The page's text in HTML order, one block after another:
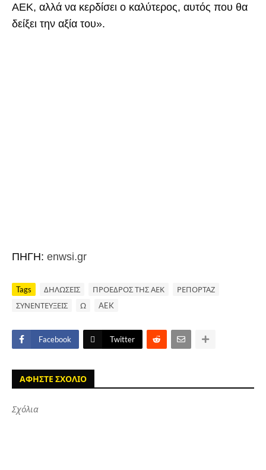
ΑΕΚ, αλλά να κερδίσει ο καλύτερος, αυτός που θα
δείξει την αξία του».
ΠΗΓΗ: enwsi.gr
Tags ΔΗΛΩΣΕΙΣ ΠΡΟΕΔΡΟΣ ΤΗΣ ΑΕΚ
ΡΕΠΟΡΤΑΖ
ΣΥΝΕΝΤΕΥΞΕΙΣ
Ω AEK
Facebook Twitter
ΑΦΗΣΤΕ ΣΧΟΛΙΟ
Σχόλια